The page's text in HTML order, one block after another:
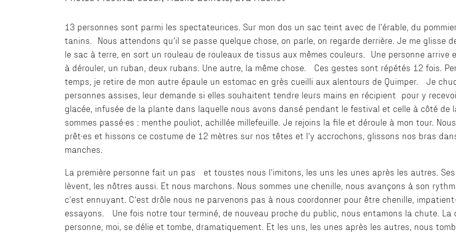
13 personnes sont parmi les spectateurices. Sur mon dos un sac teint avec de l’érable, du
tanins. Nous attendons qu’il se passe quelque chose, on parle, on regarde derrière. Je me glisse
le sac à terre, en sort un rouleau de rouleaux de tissus aux mêmes couleurs. Une personne arrive
à dérouler, un ruban, deux rubans. Une autre, la même chose. Ces gestes sont répétés 12 fois.
temps, je retire de mon autre épaule un estomac en grès cueilli aux alentours de Quimper. Je
personnes assises, leur demande si elles souhaitent tendre leurs mains en récipient pour y
glacée, infusée de la plante dans laquelle nous avons dansé pendant le festival et celle à côté de
sommes passé·es : menthe pouliot, achillée millefeuille. Je rejoins la file et déroule à mon tour.
prêt·es et hissons ce costume de 12 mètres sur nos têtes et l’y accrochons, glissons nos bras
manches.
La première personne fait un pas et toustes nous l’imitons, les uns les unes après les autres.
lèvent, les nôtres aussi. Et nous marchons. Nous sommes une chenille, nous avançons à son
c’est ennuyant. C’est drôle nous ne parvenons pas à nous coordonner pour être chenille,
essayons. Une fois notre tour terminé, de nouveau proche du public, nous entamons la chute. La
personne, moi, se délie et tombe, dramatiquement. Et les uns, les unes après les autres, nous